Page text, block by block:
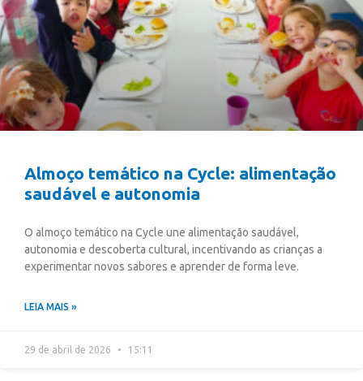
Almoço temático na Cycle: alimentação
saudável e autonomia
O almoço temático na Cycle une alimentação saudável,
autonomia e descoberta cultural, incentivando as crianças a
experimentar novos sabores e aprender de forma leve.
LEIA MAIS »
29 de abril de 2026 15:11